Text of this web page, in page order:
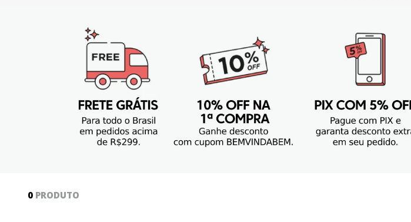
0 PRODUTO
º
vestido
blusa
º
saia
calça
9º
vestidos